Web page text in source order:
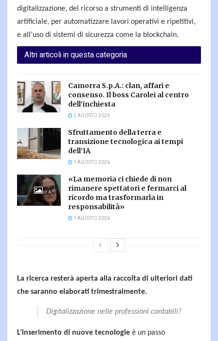
digitalizzazione, del ricorso a strumenti di intelligenza
artificiale, per automatizzare lavori operativi e ripetitivi,
e all’uso di sistemi di sicurezza come la blockchain.
Altri articoli in questa categoria
Camorra S.p.A.: clan, affari e
consenso. Il boss Carolei al centro
dell’inchiesta
2 AGOSTO 2026
Sfruttamento della terra e
transizione tecnologica ai tempi
dell’IA
1 AGOSTO 2026
«La memoria ci chiede di non
rimanere spettatori e fermarci al
ricordo ma trasformarla in
responsabilità»
1 AGOSTO 2026
La ricerca resterà aperta alla raccolta di ulteriori dati
che saranno elaborati trimestralmente.
Digitalizzazione nelle professioni contabili?
L’inserimento di nuove tecnologie è un passo